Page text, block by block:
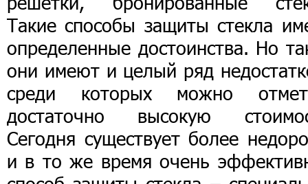
Такие способы защиты стекла
определенные достоинства. Но
они имеют и целый ряд
среди которых можно
достаточно высокую
Сегодня существует более
и в то же время очень